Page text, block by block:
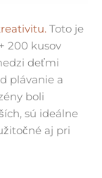
Toto je
200 kusov
deťmi
plávanie a
boli
sú ideálne
aj pri